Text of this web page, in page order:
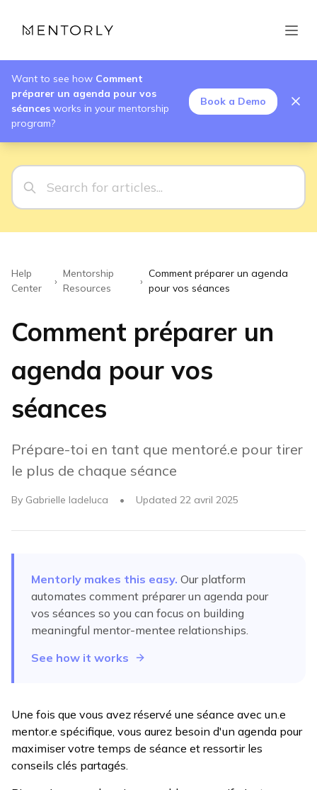
Want to see how Comment
préparer un agenda pour vos
séances works in your mentorship
program?
Book a Demo
Help
Center
›
Mentorship
Resources
›
Comment préparer un agenda
pour vos séances
Comment préparer un
agenda pour vos
séances
Prépare-toi en tant que mentoré.e pour tirer
le plus de chaque séance
By Gabrielle Iadeluca • Updated 22 avril 2025
Mentorly makes this easy. Our platform
automates comment préparer un agenda pour
vos séances so you can focus on building
meaningful mentor-mentee relationships.
See how it works
Une fois que vous avez réservé une séance avec un.e
mentor.e spécifique, vous aurez besoin d'un agenda pour
maximiser votre temps de séance et ressortir les
conseils clés partagés.